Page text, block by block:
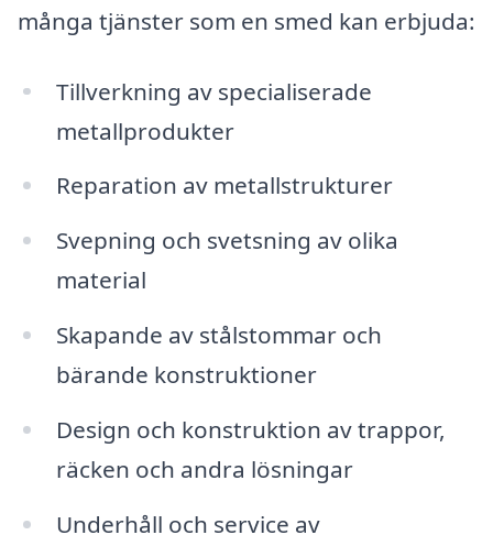
många tjänster som en smed kan erbjuda:
Tillverkning av specialiserade
metallprodukter
Reparation av metallstrukturer
Svepning och svetsning av olika
material
Skapande av stålstommar och
bärande konstruktioner
Design och konstruktion av trappor,
räcken och andra lösningar
Underhåll och service av